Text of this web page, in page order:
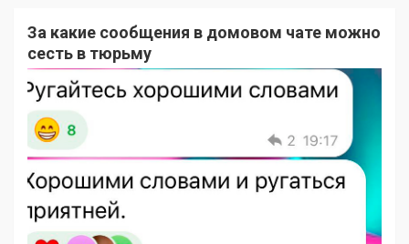
За какие сообщения в домовом чате можно
сесть в тюрьму